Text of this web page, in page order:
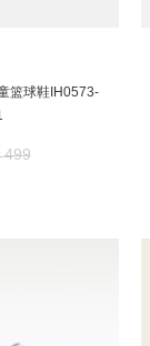
篮球鞋IH0573-
499